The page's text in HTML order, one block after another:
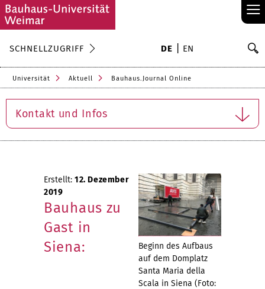
≡
SCHNELLZUGRIFF DE EN
Universität Aktuell Bauhaus.Journal Online
Kontakt und Infos
Beginn des Aufbaus
auf dem Domplatz
Santa Maria della
Scala in Siena (Foto:
Erstellt: 12. Dezember
2019
Bauhaus zu
Gast in
Siena: